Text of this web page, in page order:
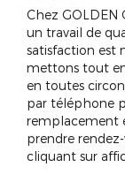
Chez GOLDEN
un travail de
satisfaction est
mettons tout
en toutes
par téléphone
remplacement
prendre rendez-
cliquant sur